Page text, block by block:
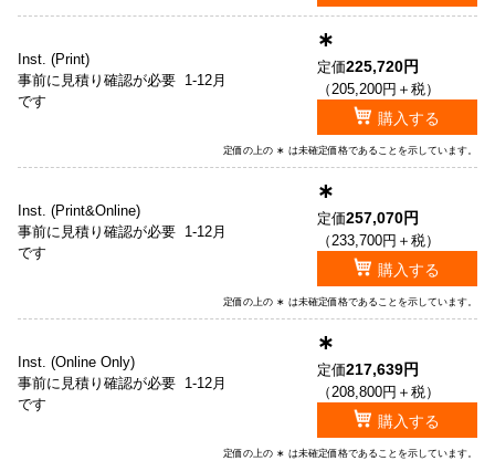
Inst. (Print)
事前に見積り確認が必要
です
1-12月
∗
定価225,720円
（205,200円＋税）
購入する
定価の上の ∗ は未確定価格であることを示しています。
Inst. (Print&Online)
事前に見積り確認が必要
です
1-12月
∗
定価257,070円
（233,700円＋税）
購入する
定価の上の ∗ は未確定価格であることを示しています。
Inst. (Online Only)
事前に見積り確認が必要
です
1-12月
∗
定価217,639円
（208,800円＋税）
購入する
定価の上の ∗ は未確定価格であることを示しています。